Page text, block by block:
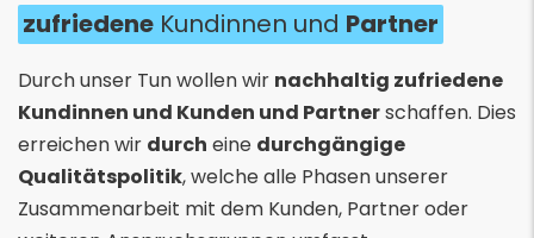
zufriedene Kundinnen und Partner
Durch unser Tun wollen wir nachhaltig zufriedene
Kundinnen und Kunden und Partnerschaffen. Dies
erreichen wir durch eine durchgängige
Qualitätspolitik, welche alle Phasen unserer
Zusammenarbeit mit dem Kunden, Partner oder